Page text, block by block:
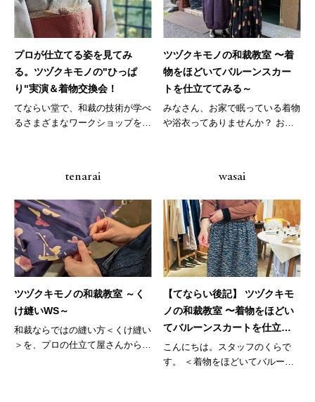
プロが仕立てる姿を見てみ
る。ツヅクキモノの"ひっぱ
り"実演＆着物交換会！
てならい堂で、和裁の技術が学べ
るさまざまなワークショップを開
ツヅクキモノの和裁教室 〜着
物をほどいてバルーンスカー
トを仕立ててみる～
みなさん、お家で眠っている着物
や浴衣ってありませんか？ お
tenarai
ツヅクキモノの和裁教室 ～く
け縫いWS～
和裁ならではの縫い方＜くけ縫い
＞を、プロの仕立て屋さんからな
wasai
【てならい後記】 ツヅクキモ
ノの和裁教室 〜着物をほどい
てバルーンスカートを仕立て
てみる～2回目
こんにちは。スタッフのくらで
す。 ＜着物をほどいてバルーン